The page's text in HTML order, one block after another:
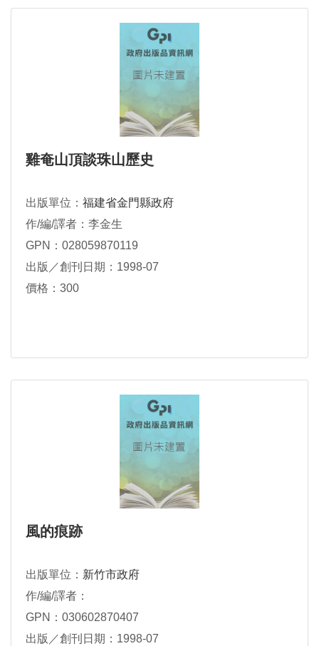
雞奄山頂談珠山歷史
出版單位： 福建省金門縣政府
作/編/譯者：李金生
GPN：028059870119
出版／創刊日期：1998-07
價格：300
風的痕跡
出版單位： 新竹市政府
作/編/譯者：
GPN：030602870407
出版／創刊日期：1998-07